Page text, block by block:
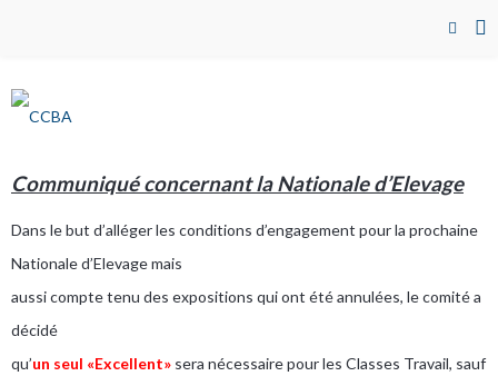
Communiqué concernant la Nationale d’Elevage
Dans le but d’alléger les conditions d’engagement pour la prochaine
Nationale d’Elevage mais
aussi compte tenu des expositions qui ont été annulées, le comité a
décidé
qu’un seul «Excellent» sera nécessaire pour les Classes Travail, sauf